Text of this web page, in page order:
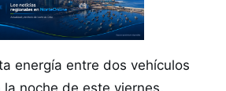
energía entre dos vehículos
noche de este viernes,